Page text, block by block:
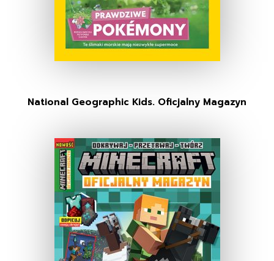
National Geographic Kids. Oficjalny Magazyn